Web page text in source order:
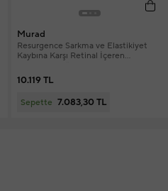
Murad
Resurgence Sarkma ve Elastikiyet
Kaybına Karşı Retinal İçeren
10.119 TL
Sepette 7.083,30 TL